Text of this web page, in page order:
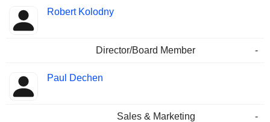
Robert Kolodny
Director/Board Member -
Paul Dechen
Sales & Marketing -